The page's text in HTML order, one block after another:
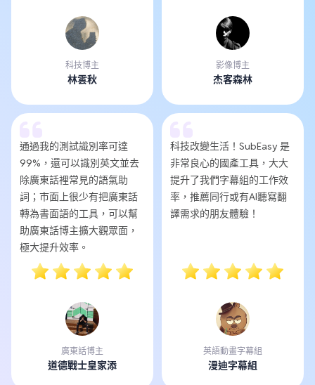
科技博主
林雲秋
影像博主
杰客森林
通過我的測試識別率可達
99%，還可以識別英文並去
除廣東話裡常見的語氣助
詞；市面上很少有把廣東話
轉為書面語的工具，可以幫
助廣東話博主擴大觀眾面，
極大提升效率。
廣東話博主
道德戰士皇家添
科技改變生活！SubEasy 是
非常良心的國產工具，大大
提升了我們字幕組的工作效
率，推薦同行或有AI聽寫翻
譯需求的朋友體驗！
英語動畫字幕組
漫迪字幕組